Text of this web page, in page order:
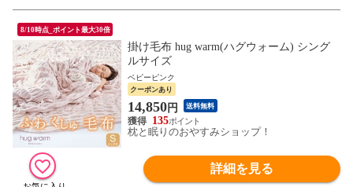
8/10時点_ポイント最大30倍
掛け毛布 hug warm(ハグウォーム) シング
ルサイズ
ベビーピンク
クーポンあり
14,850円 送料無料
135
枕と眠りのおやすみショップ！
詳細を見る